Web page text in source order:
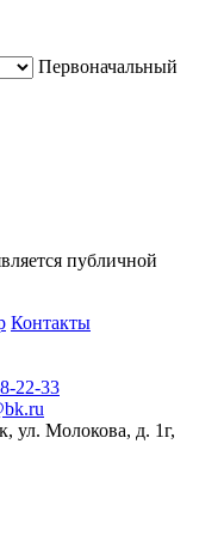
Первоначальный
публичной
Контакты
22-33
ул. Молокова, д. 1г,